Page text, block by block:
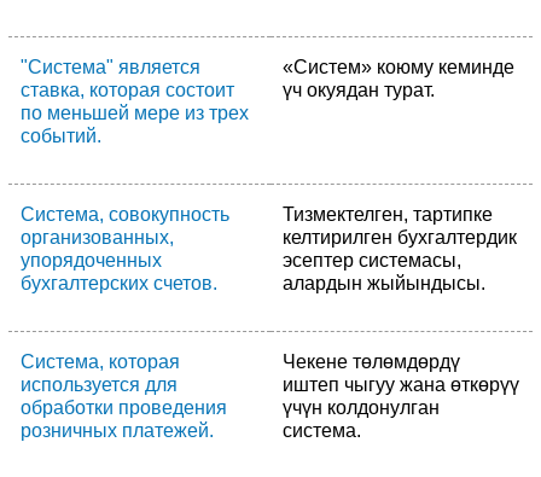
"Система" является
ставка, которая состоит
по меньшей мере из трех
событий.
«Систем» коюму кеминде
үч окуядан турат.
Система, совокупность
организованных,
упорядоченных
бухгалтерских счетов.
Тизмектелген, тартипке
келтирилген бухгалтердик
эсептер системасы,
алардын жыйындысы.
Система, которая
используется для
обработки проведения
розничных платежей.
Чекене төлөмдөрдү
иштеп чыгуу жана өткөрүү
үчүн колдонулган
система.